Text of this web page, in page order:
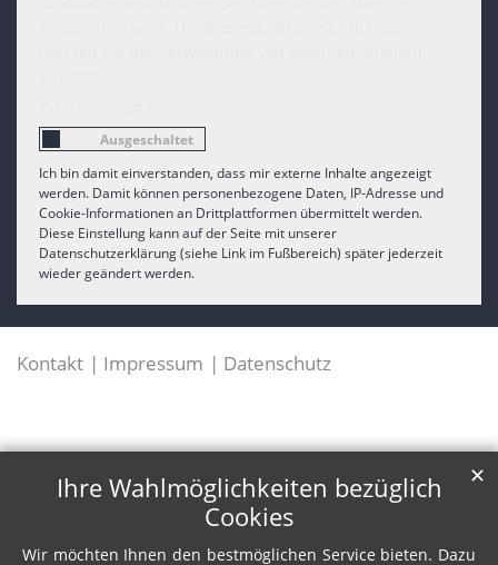
Ich bin damit einverstanden, dass mir externe Inhalte angezeigt
werden. Damit können personenbezogene Daten, IP-Adresse und
Cookie-Informationen an Drittplattformen übermittelt werden.
Diese Einstellung kann auf der Seite mit unserer
Datenschutzerklärung (siehe Link im Fußbereich) später jederzeit
wieder geändert werden.
Kontakt Impressum Datenschutz
Ihre Wahlmöglichkeiten bezüglich
Cookies
Wir möchten Ihnen den bestmöglichen Service bieten. Dazu
✕